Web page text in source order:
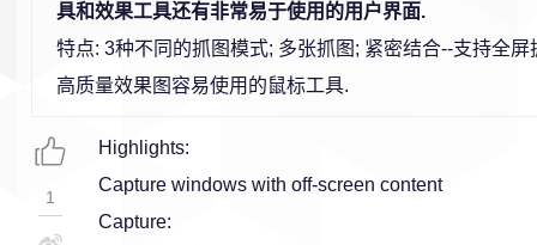
具和效果工具还有非常易于使用的用户界面.
特点: 3种不同的抓图模式; 多张抓图; 紧密结合--支持全屏
高质量效果图容易使用的鼠标工具.
Highlights:
Capture windows with off-screen content
Capture:
1